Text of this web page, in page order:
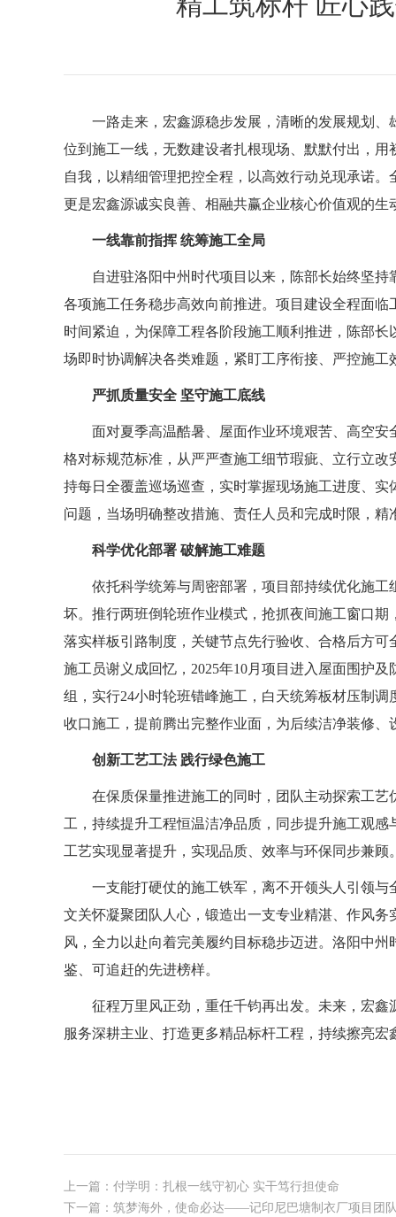
一路走来，宏鑫源稳步发展 ， 清晰的发展规划、
位到施工一线，无数建设者扎根现场、默默付出，
自我，以精细管理把控全程，以高效行动兑现承诺
更是宏鑫源诚实良善、相融共赢企业核心价值观的生
一线靠前指挥 统筹施工全局
自进驻洛阳中州时代项目以来， 陈部长始终坚持
各项施工任务稳步高效向前推进。项目建设全程面
时间紧迫，为保障工程各阶段施工顺利推进， 陈部长
场即时协调解决各类难题，紧盯工序衔接、严控施
严抓质量安全 坚守施工底线
面对夏季高温酷暑、屋面作业环境艰苦、高空
格对标规范标准，从严严查施工细节瑕疵、立行立
持每日全覆盖巡场巡查，实时掌握现场施工进度、
问题，当场明确整改措施、责任人员和完成时限，
科学优化部署 破解施工难题
依托科学统筹与周密部署，项目部持续优化施
坏。推行两班倒轮班作业模式，抢抓夜间施工窗口
落实样板引路制度，关键节点先行验收、合格后方
施工员谢义成回忆， 2025年10月项目进入屋面围护
组，实行24小时轮班错峰施工，白天统筹板材压制
收口施工，提前腾出完整作业面，为后续洁净装修、
创新工艺工法 践行绿色施工
在保质保量推进施工的同时，团队主动探索工
工，持续提升工程恒温洁净品质，同步提升施工观
工艺实现显著提升，实现品质、效率与环保同步兼顾
一支能打硬仗的施工铁军，离不开领头人引领
文关怀凝聚团队人心，锻造出一支专业精湛、作风
风，全力以赴向着完美履约目标稳步迈进。洛阳中
鉴、可追赶的先进榜样。
征程万里风正劲，重任千钧再出发。未来，宏
服务深耕主业、打造更多精品标杆工程，持续擦亮宏
上一篇： 付学明：扎根一线守初心 实干笃行担使命
下一篇： 筑梦海外，使命必达——记印尼巴塘制衣厂项目团